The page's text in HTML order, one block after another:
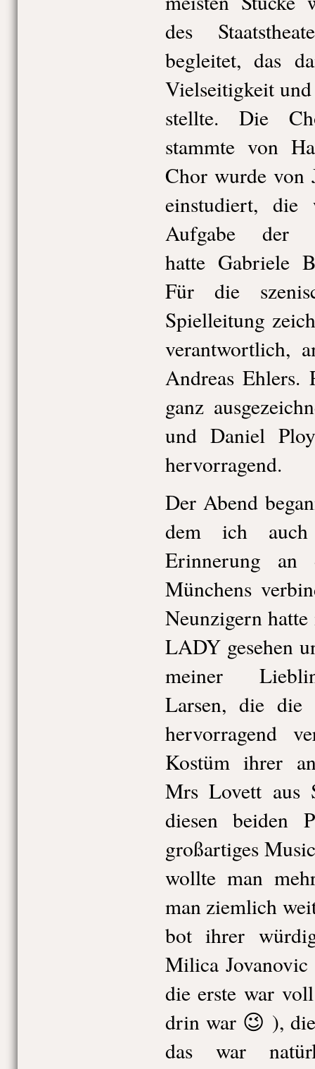
des
begleitet, das
Vielseitigkeit
stellte. Die
stammte von
Chor wurde von
einstudiert, die
Aufgabe der
hatte Gabriele
Für die
Spielleitung
verantwortlich,
Andreas Ehlers.
ganz
und Daniel
hervorragend.
Der Abend
dem ich
Erinnerung an
Münchens
Neunzigern
LADY gesehen
meiner
Larsen, die die
hervorragend
Kostüm ihrer
Mrs Lovett aus
diesen beiden
großartiges
wollte man
man ziemlich
bot ihrer
Milica Jovanovic
die erste war
drin war 😉 ),
das war